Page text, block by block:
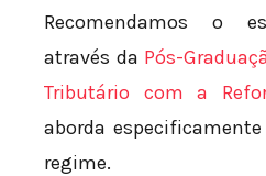
Recomendamos o
através da Pós-
Tributário com a
aborda
regime.